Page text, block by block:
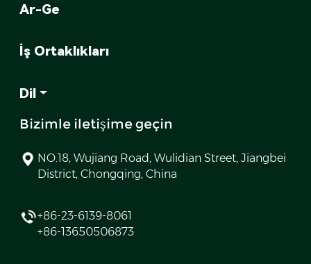
Ar-Ge
İş Ortaklıkları
Dil
Bizimle iletişime geçin
NO.18, Wujiang Road, Wulidian Street, Jiangbei
District, Chongqing, China
+86-23-6139-8061
+86-13650506873